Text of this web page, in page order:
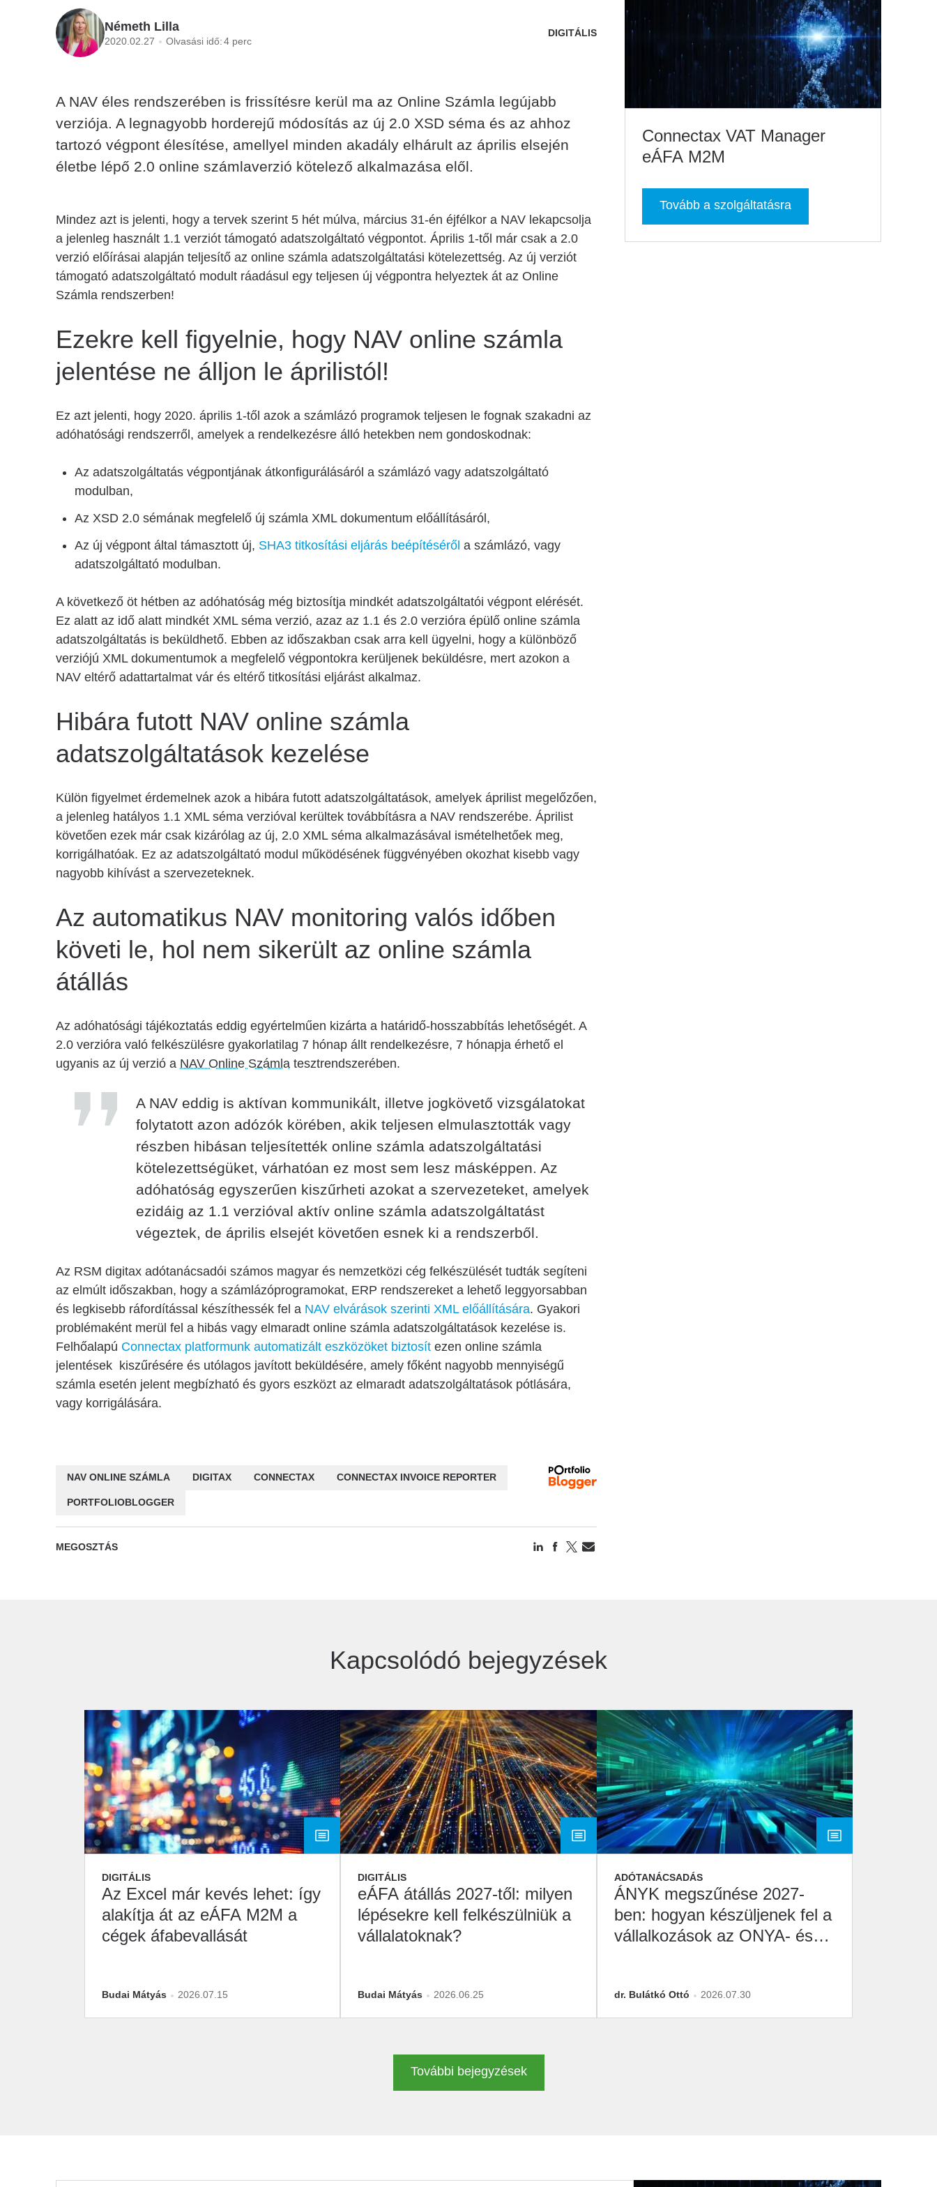
Németh Lilla
2020.02.27 Olvasási idő:4 perc
DIGITÁLIS
A NAV éles rendszerében is frissítésre kerül ma az Online Számla legújabb
verziója. A legnagyobb horderejű módosítás az új 2.0 XSD séma és az ahhoz
tartozó végpont élesítése, amellyel minden akadály elhárult az április elsején
életbe lépő 2.0 online számlaverzió kötelező alkalmazása elől.
Mindez azt is jelenti, hogy a tervek szerint 5 hét múlva, március 31-én éjfélkor a NAV lekapcsolja
a jelenleg használt 1.1 verziót támogató adatszolgáltató végpontot. Április 1-től már csak a 2.0
verzió előírásai alapján teljesítő az online számla adatszolgáltatási kötelezettség. Az új verziót
támogató adatszolgáltató modult ráadásul egy teljesen új végpontra helyeztek át az Online
Számla rendszerben!
Ezekre kell figyelnie, hogy NAV online számla
jelentése ne álljon le áprilistól!
Ez azt jelenti, hogy 2020. április 1-től azok a számlázó programok teljesen le fognak szakadni az
adóhatósági rendszerről, amelyek a rendelkezésre álló hetekben nem gondoskodnak:
Az adatszolgáltatás végpontjának átkonfigurálásáról a számlázó vagy adatszolgáltató
modulban,
Az XSD 2.0 sémának megfelelő új számla XML dokumentum előállításáról,
Az új végpont által támasztott új, SHA3 titkosítási eljárás beépítéséről a számlázó, vagy
adatszolgáltató modulban.
A következő öt hétben az adóhatóság még biztosítja mindkét adatszolgáltatói végpont elérését.
Ez alatt az idő alatt mindkét XML séma verzió, azaz az 1.1 és 2.0 verzióra épülő online számla
adatszolgáltatás is beküldhető. Ebben az időszakban csak arra kell ügyelni, hogy a különböző
verziójú XML dokumentumok a megfelelő végpontokra kerüljenek beküldésre, mert azokon a
NAV eltérő adattartalmat vár és eltérő titkosítási eljárást alkalmaz.
Hibára futott NAV online számla
adatszolgáltatások kezelése
Külön figyelmet érdemelnek azok a hibára futott adatszolgáltatások, amelyek áprilist megelőzően,
a jelenleg hatályos 1.1 XML séma verzióval kerültek továbbításra a NAV rendszerébe. Áprilist
követően ezek már csak kizárólag az új, 2.0 XML séma alkalmazásával ismételhetőek meg,
korrigálhatóak. Ez az adatszolgáltató modul működésének függvényében okozhat kisebb vagy
nagyobb kihívást a szervezeteknek.
Az automatikus NAV monitoring valós időben
követi le, hol nem sikerült az online számla
átállás
Az adóhatósági tájékoztatás eddig egyértelműen kizárta a határidő-hosszabbítás lehetőségét. A
2.0 verzióra való felkészülésre gyakorlatilag 7 hónap állt rendelkezésre, 7 hónapja érhető el
ugyanis az új verzió a NAV Online Számla tesztrendszerében.
A NAV eddig is aktívan kommunikált, illetve jogkövető vizsgálatokat
folytatott azon adózók körében, akik teljesen elmulasztották vagy
részben hibásan teljesítették online számla adatszolgáltatási
kötelezettségüket, várhatóan ez most sem lesz másképpen. Az
adóhatóság egyszerűen kiszűrheti azokat a szervezeteket, amelyek
ezidáig az 1.1 verzióval aktív online számla adatszolgáltatást
végeztek, de április elsejét követően esnek ki a rendszerből.
Az RSM digitax adótanácsadói számos magyar és nemzetközi cég felkészülését tudták segíteni
az elmúlt időszakban, hogy a számlázóprogramokat, ERP rendszereket a lehető leggyorsabban
és legkisebb ráfordítással készíthessék fel a NAV elvárások szerinti XML előállítására. Gyakori
problémaként merül fel a hibás vagy elmaradt online számla adatszolgáltatások kezelése is.
Felhőalapú Connectax platformunk automatizált eszközöket biztosít ezen online számla
jelentések kiszűrésére és utólagos javított beküldésére, amely főként nagyobb mennyiségű
számla esetén jelent megbízható és gyors eszközt az elmaradt adatszolgáltatások pótlására,
vagy korrigálására.
NAV ONLINE SZÁMLA DIGITAX CONNECTAX CONNECTAX INVOICE REPORTER
PORTFOLIOBLOGGER
MEGOSZTÁS
Connectax VAT Manager
eÁFA M2M
Tovább a szolgáltatásra
Kapcsolódó bejegyzések
DIGITÁLIS
Az Excel már kevés lehet: így
alakítja át az eÁFA M2M a
cégek áfabevallását
Budai Mátyás 2026.07.15
DIGITÁLIS
eÁFA átállás 2027-től: milyen
lépésekre kell felkészülniük a
vállalatoknak?
Budai Mátyás 2026.06.25
ADÓTANÁCSADÁS
ÁNYK megszűnése 2027-
ben: hogyan készüljenek fel a
vállalkozások az ONYA- és
dr. Bulátkó Ottó 2026.07.30
További bejegyzések